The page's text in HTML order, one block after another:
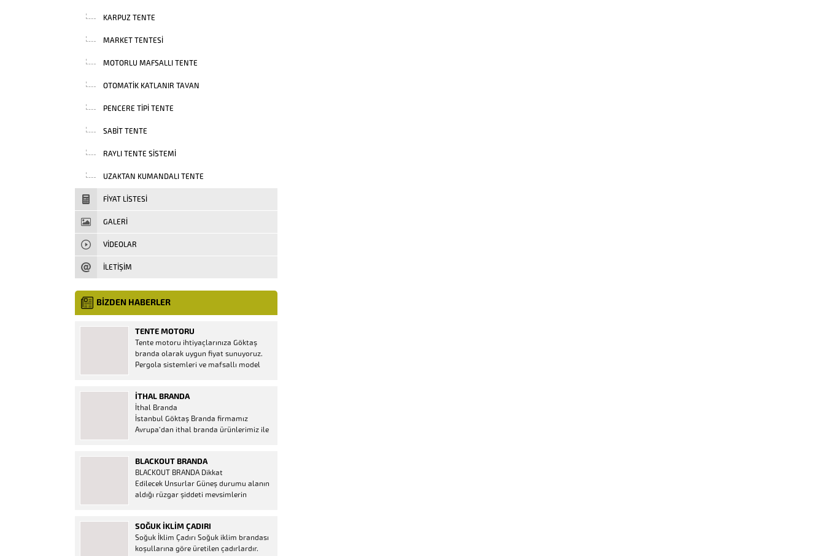
KARPUZ TENTE
MARKET TENTESI
MOTORLU MAFSALLI TENTE
OTOMATIK KATLANIR TAVAN
PENCERE TIPI TENTE
SABIT TENTE
RAYLI TENTE SISTEMI
UZAKTAN KUMANDALI TENTE
FIYAT LISTESI
GALERİ
VIDEOLAR
İLETİŞİM
BİZDEN HABERLER
TENTE MOTORU
Tente motoru ihtiyaçlarınıza Göktaş
branda olarak uygun fiyat sunuyoruz.
Pergola sistemleri ve mafsallı model
mevcuttur. Kumanda ve diğer aparatlar
firmamızda mevcuttur.
İTHAL BRANDA
İthal Branda
İstanbul Göktaş Branda firmamız
Avrupa’dan ithal branda ürünlerimiz ile
Ürün Al dükkanı ürünleri peşin fiyatına
bol taksitle Göktaş Branda Çeşitleri
Adresinde, 1.kalite ithal ürün ne demek
Brandacı sektöründe faaliyet gösteren,
BLACKOUT BRANDA
BLACKOUT BRANDA Dikkat
Edilecek Unsurlar Güneş durumu alanın
aldığı rüzgar şiddeti mevsimlerin
düşünmeniz gereken bir kaç faktörden
biridir. Türkiye’nin lider Branda markası
Göktaş Branda, Hazine ve Maliye Bakanı
SOĞUK İKLIM ÇADIRI
Soğuk İklim Çadırı Soğuk iklim brandası
koşullarına göre üretilen çadırlardır.